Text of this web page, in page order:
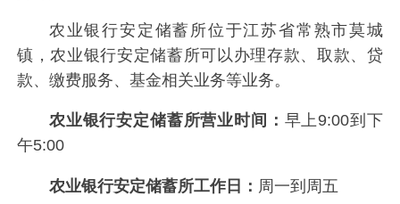
农业银行安定储蓄所位于江苏省常熟市莫城
镇，农业银行安定储蓄所可以办理存款、取款、贷
款、缴费服务、基金相关业务等业务。
农业银行安定储蓄所营业时间： 早上9:00到下
午5:00
农业银行安定储蓄所工作日： 周一到周五